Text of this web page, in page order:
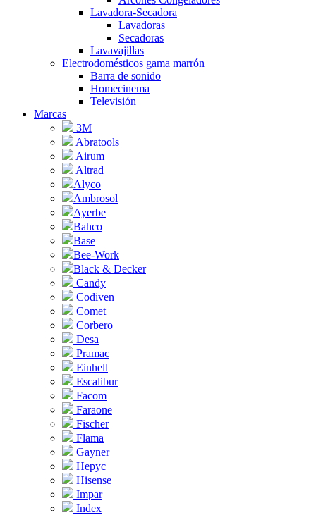
Lavadora-Secadora
Lavadoras
Secadoras
Lavavajillas
Electrodomésticos gama marrón
Barra de sonido
Homecinema
Televisión
Marcas
3M
Abratools
Airum
Altrad
Alyco
Ambrosol
Ayerbe
Bahco
Base
Bee-Work
Black & Decker
Candy
Codiven
Comet
Corbero
Desa
Pramac
Einhell
Escalibur
Facom
Faraone
Fischer
Flama
Gayner
Hepyc
Hisense
Impar
Index